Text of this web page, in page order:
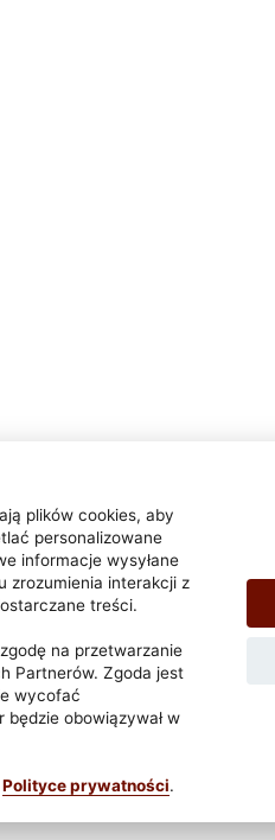
plików cookies, aby
personalizowane
informacje wysyłane
zrozumienia interakcji z
treści.
na przetwarzanie
Partnerów. Zgoda jest
wycofać
obowiązywał w
Polityce prywatności.